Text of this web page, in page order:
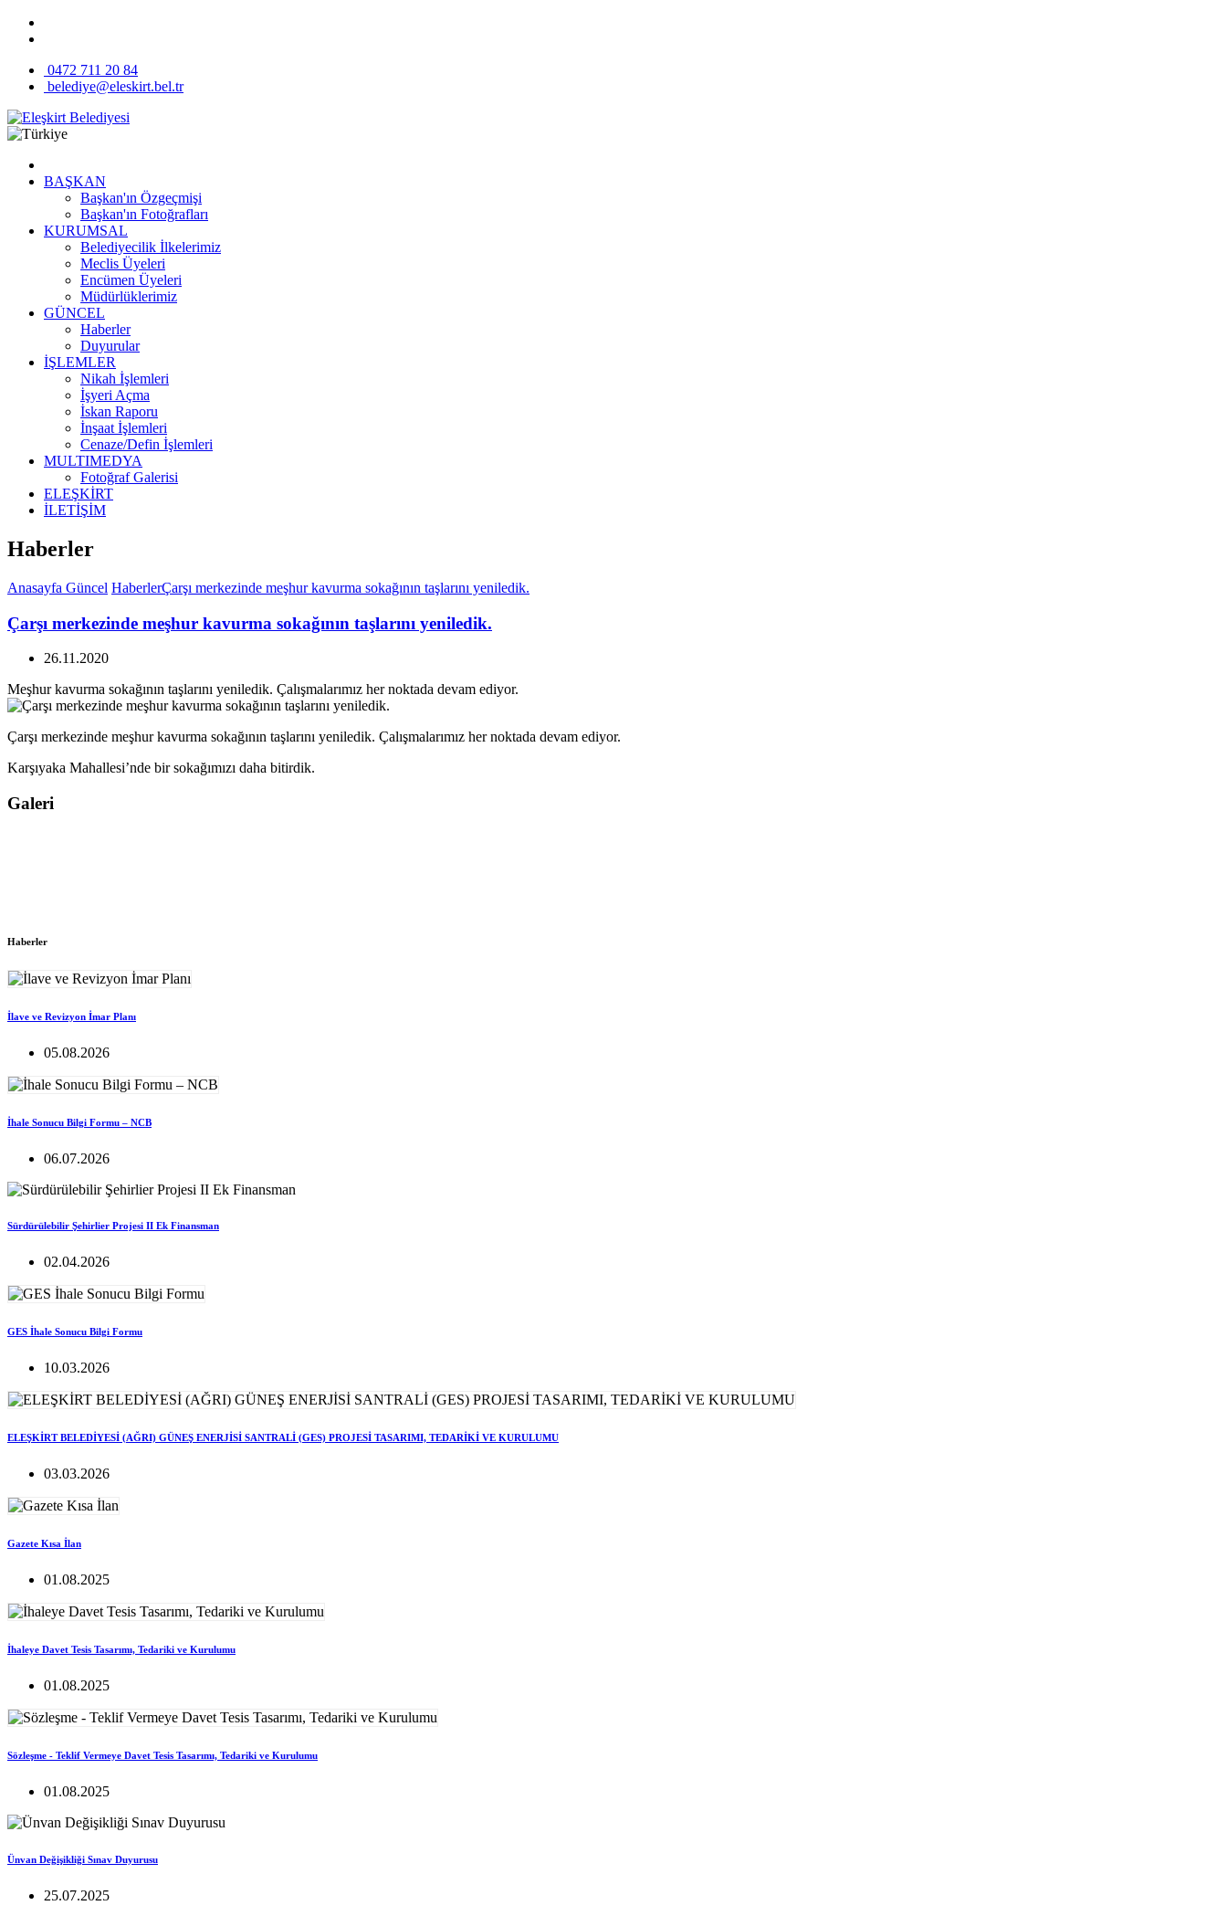
0472 711 20 84
belediye@eleskirt.bel.tr
BAŞKAN
Başkan'ın Özgeçmişi
Başkan'ın Fotoğrafları
KURUMSAL
Belediyecilik İlkelerimiz
Meclis Üyeleri
Encümen Üyeleri
Müdürlüklerimiz
GÜNCEL
Haberler
Duyurular
İŞLEMLER
Nikah İşlemleri
İşyeri Açma
İskan Raporu
İnşaat İşlemleri
Cenaze/Defin İşlemleri
MULTIMEDYA
Fotoğraf Galerisi
ELEŞKİRT
İLETİŞİM
Haberler
Anasayfa Güncel HaberlerÇarşı merkezinde meşhur kavurma sokağının taşlarını yeniledik.
Çarşı merkezinde meşhur kavurma sokağının taşlarını yeniledik.
26.11.2020
Meşhur kavurma sokağının taşlarını yeniledik. Çalışmalarımız her noktada devam ediyor.
Çarşı merkezinde meşhur kavurma sokağının taşlarını yeniledik. Çalışmalarımız her noktada devam ediyor.
Karşıyaka Mahallesi’nde bir sokağımızı daha bitirdik.
Galeri
Haberler
İlave ve Revizyon İmar Planı
05.08.2026
İhale Sonucu Bilgi Formu – NCB
06.07.2026
Sürdürülebilir Şehirlier Projesi II Ek Finansman
02.04.2026
GES İhale Sonucu Bilgi Formu
10.03.2026
ELEŞKİRT BELEDİYESİ (AĞRI) GÜNEŞ ENERJİSİ SANTRALİ (GES) PROJESİ TASARIMI, TEDARİKİ VE KURULUMU
03.03.2026
Gazete Kısa İlan
01.08.2025
İhaleye Davet Tesis Tasarımı, Tedariki ve Kurulumu
01.08.2025
Sözleşme - Teklif Vermeye Davet Tesis Tasarımı, Tedariki ve Kurulumu
01.08.2025
Ünvan Değişikliği Sınav Duyurusu
25.07.2025